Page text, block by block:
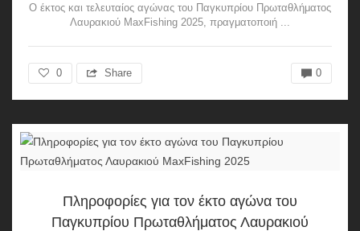
Ο έκτος και τελευταίος αγώνας του Παγκυπρίου Πρωταθλήματος
Λαυρακιού MaxFishing 2025, πραγματοποιή ...
0 Share 0
Πληροφορίες για τον έκτο αγώνα του
Παγκυπρίου Πρωταθλήματος Λαυρακιού